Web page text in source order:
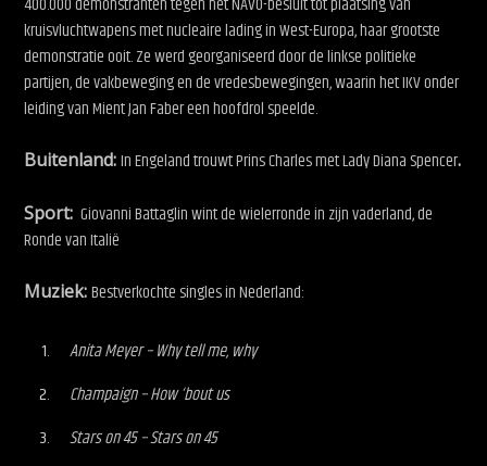
kruisvluchtwapens met nucleaire lading in West-Europa, haar grootste
demonstratie ooit. Ze werd georganiseerd door de linkse politieke
partijen, de vakbeweging en de vredesbewegingen, waarin het IKV onder
leiding van Mient Jan Faber een hoofdrol speelde.
Buitenland:In EngelandtrouwtPrins Charles met Lady Diana Spencer.
Sport: Giovanni Battaglin wint de wielerronde in zijn vaderland, de
Ronde van Italië
Muziek:Bestverkochte singles in Nederland:
Anita Meyer – Why tell me, why
Champaign – How ‘bout us
Stars on 45 – Stars on 45